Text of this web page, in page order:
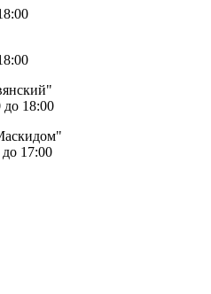
18:00
17:00